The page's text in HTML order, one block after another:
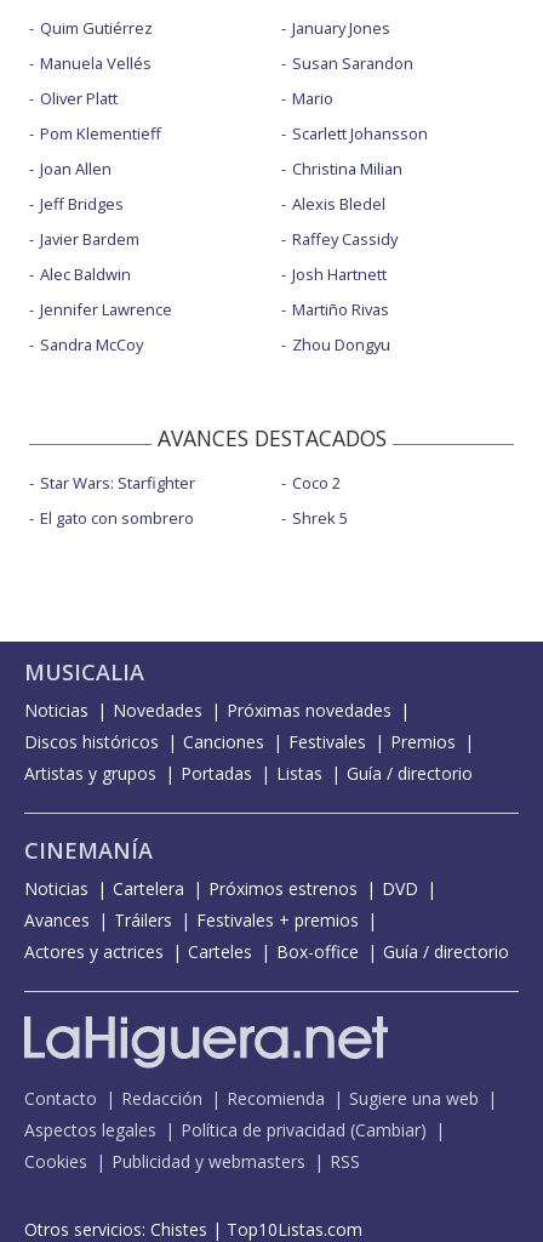
Quim Gutiérrez
Manuela Vellés
Oliver Platt
Pom Klementieff
Joan Allen
Jeff Bridges
Javier Bardem
Alec Baldwin
Jennifer Lawrence
Sandra McCoy
January Jones
Susan Sarandon
Mario
Scarlett Johansson
Christina Milian
Alexis Bledel
Raffey Cassidy
Josh Hartnett
Martiño Rivas
Zhou Dongyu
AVANCES DESTACADOS
Star Wars: Starfighter
El gato con sombrero
Coco 2
Shrek 5
MUSICALIA
Noticias Novedades
Próximas novedades
Discos históricos
Canciones Festivales
Premios
Artistas y grupos
Portadas Listas Guía / directorio
CINEMANÍA
Noticias Cartelera Próximos estrenos
DVD
Avances
Tráilers
Festivales + premios
Actores y actrices
Carteles Box-office Guía / directorio
Contacto Redacción Recomienda
Sugiere una web
Aspectos legales
Política de privacidad (Cambiar)
Cookies
Publicidad y webmasters RSS
Otros servicios: Chistes | Top10Listas.com